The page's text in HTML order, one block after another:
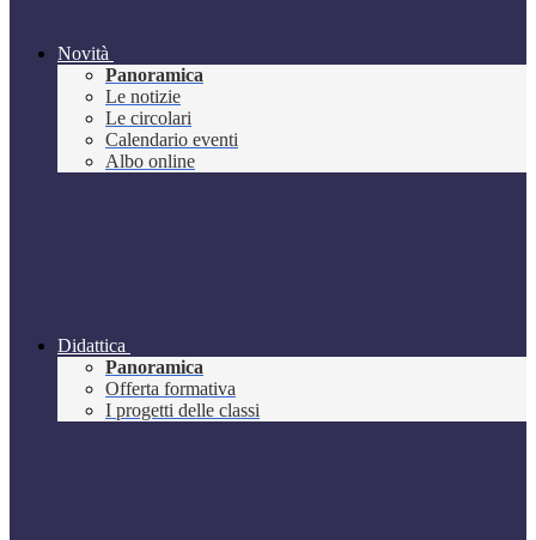
Novità
Panoramica
Le notizie
Le circolari
Calendario eventi
Albo online
Didattica
Panoramica
Offerta formativa
I progetti delle classi